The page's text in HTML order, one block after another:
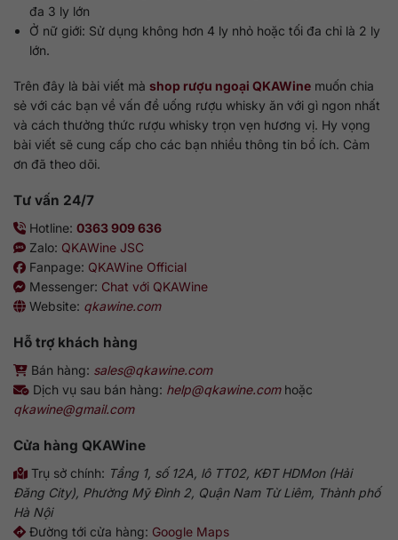
đa 3 ly lớn
Ở nữ giới: Sử dụng không hơn 4 ly nhỏ hoặc tối đa chỉ là 2 ly
lớn.
Trên đây là bài viết mà shop rượu ngoại QKAWine muốn chia
sẻ với các bạn về vấn đề uống rượu whisky ăn với gì ngon nhất
và cách thưởng thức rượu whisky trọn vẹn hương vị. Hy vọng
bài viết sẽ cung cấp cho các bạn nhiều thông tin bổ ích. Cảm
ơn đã theo dõi.
Tư vấn 24/7
Hotline: 0363 909 636
Zalo: QKAWine JSC
Fanpage: QKAWine Official
Messenger: Chat với QKAWine
Website: qkawine.com
Hỗ trợ khách hàng
Bán hàng: sales@qkawine.com
Dịch vụ sau bán hàng: help@qkawine.comhoặc
qkawine@gmail.com
Cửa hàng QKAWine
Trụ sở chính: Tầng 1, số 12A, lô TT02, KĐT HDMon (Hải
Đăng City), Phường Mỹ Đình 2, Quận Nam Từ Liêm, Thành phố
Hà Nội
Đường tới cửa hàng: Google Maps